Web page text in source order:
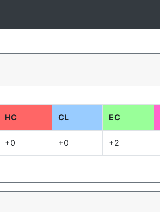
HC CL EC
+0 +0 +2